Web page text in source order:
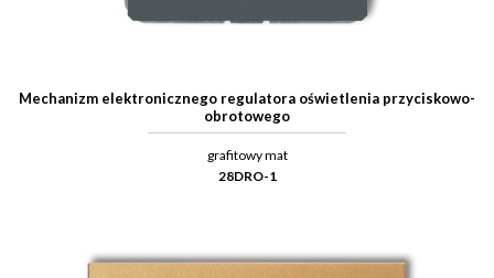
Mechanizm elektronicznego regulatora oświetlenia przyciskowo-
obrotowego
grafitowy mat
28DRO-1